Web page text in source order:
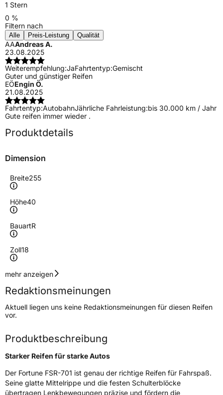
1 Stern
0 %
Filtern nach
Alle Preis-Leistung Qualität
AAAndreas A.
23.08.2025
Weiterempfehlung:JaFahrtentyp:Gemischt
Guter und günstiger Reifen
EÖEngin Ö.
21.08.2025
Fahrtentyp:AutobahnJährliche Fahrleistung:bis 30.000 km / Jahr
Gute reifen immer wieder .
Produktdetails
Dimension
Breite255
Höhe40
BauartR
Zoll18
Geschwindigkeitsindex
Höchstgeschwindigkeit
270 km/h
Lastindex99
Höchstlast775 kg
Generelle Merkmale
FahrzeugtypPKW
VerwendungSommerreifen
mehr anzeigen
Redaktionsmeinungen
Aktuell liegen uns keine Redaktionsmeinungen für diesen Reifen
vor.
Produktbeschreibung
Starker Reifen für starke Autos
Der Fortune FSR-701 ist genau der richtige Reifen für Fahrspaß.
Seine glatte Mittelrippe und die festen Schulterblöcke
übertragen Lenkbewegungen präzise und fördern die